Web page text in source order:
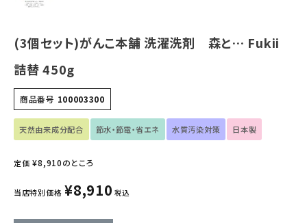
フェムケア
インナー・下着・ナイトウェア
キッズ・ベビー・マタニティ
キッチン用品
(3個セット)がんこ本舗 洗濯洗剤 森と… Fukii
詰替 450g
商品番号 100003300
天然由来成分配合 節水・節電・省エネ 水質汚染対策 日本製
定価 ¥8,910のところ
当店特別価格 ¥8,910 税込